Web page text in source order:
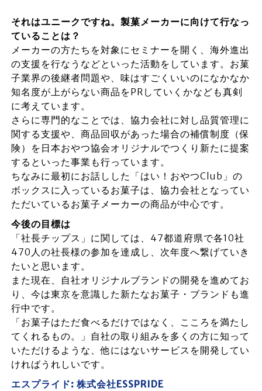
それはユニークですね。製菓メーカーに向けて行なっ
ていることは？
メーカーの方たちを対象にセミナーを開く、海外進出
の支援を行なうなどといった活動をしています。お菓
子業界の後継者問題や、味はすごくいいのになかなか
知名度が上がらない商品をPRしていくかなども真剣
に考えています。
さらに専門的なことでは、協力会社に対し品質管理に
関する支援や、商品回収があった場合の補償制度（保
険）を日本おやつ協会オリジナルでつくり新たに提案
するといった事業も行っています。
ちなみに最初にお話しした「はい！おやつClub」の
ボックスに入っているお菓子は、協力会社となってい
ただいているお菓子メーカーの商品が中心です。
今後の目標は
「社長チップス」に関しては、47都道府県で各10社
470人の社長様の参加を達成し、次年度へ繋げていき
たいと思います。
また現在、自社オリジナルブランドの開発を進めてお
り、今は東京を意識した新たなお菓子・ブランドも進
行中です。
「お菓子はただ食べるだけではなく、こころを満たし
てくれるもの。」自社の取り組みを多くの方に知って
いただけるような、他にはないサービスを開発してい
ければうれしいです。
エスプライド: 株式会社ESSPRIDE